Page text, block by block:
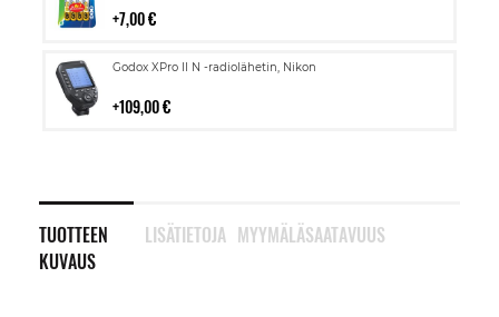
7,00 €
Godox XPro II N -radiolähetin, Nikon
109,00 €
Lisää
TUOTTEEN
KUVAUS
LISÄTIETOJA MYYMÄLÄSAATAVUUS